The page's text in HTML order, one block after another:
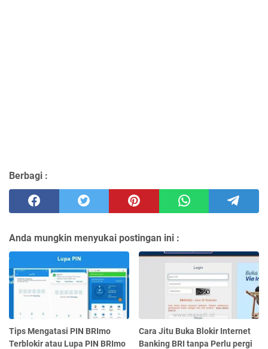
Berbagi :
Anda mungkin menyukai postingan ini :
Tips Mengatasi PIN BRImo
Terblokir atau Lupa PIN BRImo
Cara Jitu Buka Blokir Internet
Banking BRI tanpa Perlu pergi